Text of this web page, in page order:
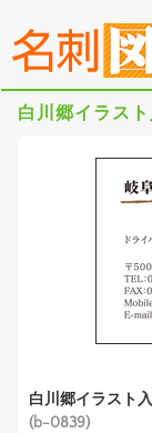
白川郷イラス
白川郷イラスト
(b-0839)